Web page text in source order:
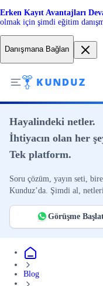
Erken Kayıt Avantajları
olmak için şimdi eğitim
Danışmana Bağlan
Hayalindeki netler.
İhtiyacın olan her
Tek platform.
Soru çözüm, yayın seti,
Kunduz’da. Şimdi al,
Görüşme
Blog